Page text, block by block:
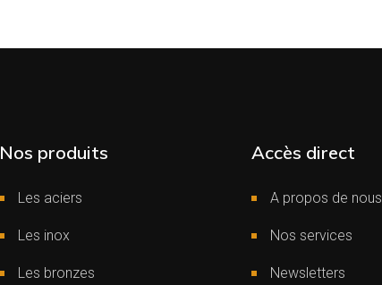
Nos produits
Les aciers
Les inox
Les bronzes
Accès direct
A propos de nous
Nos services
Newsletters